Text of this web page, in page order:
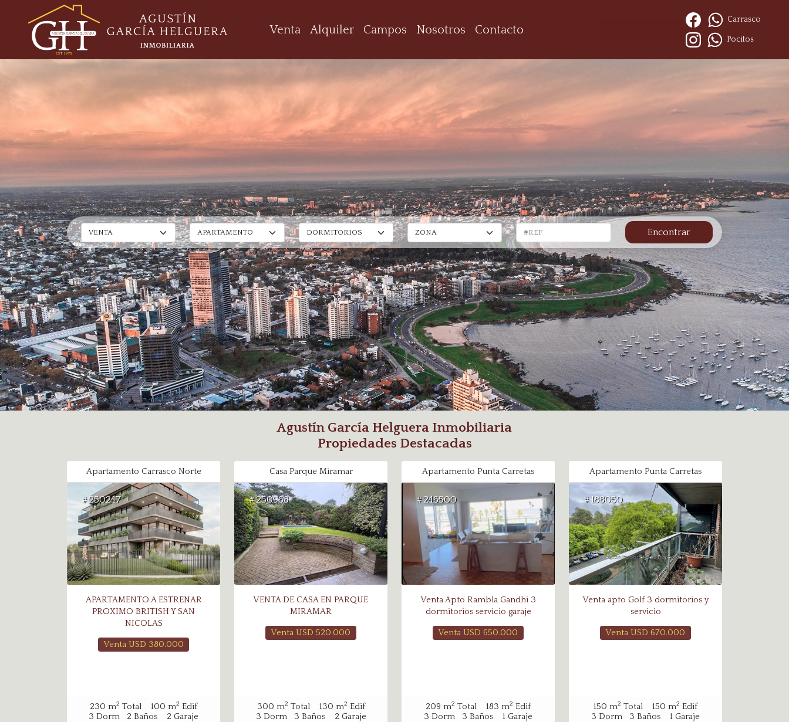
Venta Alquiler Campos Nosotros Contacto
Carrasco
Pocitos
Agustín García Helguera Inmobiliaria
Propiedades Destacadas
Apartamento Carrasco Norte
#250247
APARTAMENTO A ESTRENAR
PROXIMO BRITISH Y SAN
NICOLAS
Venta USD 380.000
230 m2 Total 100 m2 Edif
3 Dorm 2 Baños 2 Garaje
Casa Parque Miramar
#250968
VENTA DE CASA EN PARQUE
MIRAMAR
Venta USD 520.000
300 m2 Total 130 m2 Edif
3 Dorm 3 Baños 2Garaje
Apartamento Punta Carretas
#246500
Venta Apto Rambla Gandhi 3
dormitorios servicio garaje
Venta USD 650.000
209 m2 Total 183 m2 Edif
3 Dorm 3 Baños 1 Garaje
Apartamento Punta Carretas
# 188050
Venta apto Golf 3 dormitorios y
servicio
Venta USD 670.000
150 m2 Total 150 m2 Edif
3 Dorm 3 Baños 1 Garaje